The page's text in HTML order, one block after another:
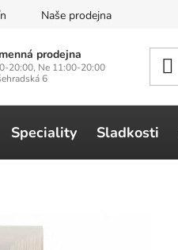
Naše prodejna
prodejna
20:00, Ne 11:00-20:00
6
Speciality Sladkosti